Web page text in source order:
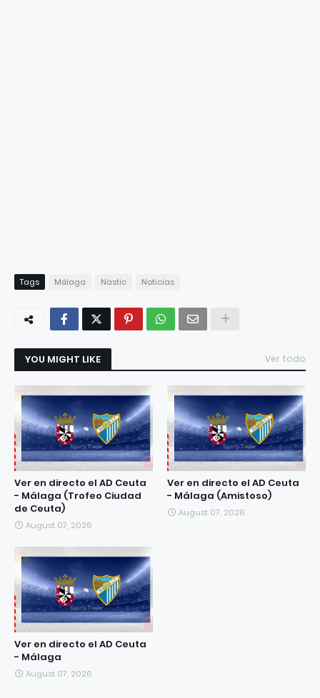
Tags Málaga Nàstic Noticias
YOU MIGHT LIKE Ver todo
Ver en directo el AD Ceuta
- Málaga (Trofeo Ciudad
de Ceuta)
August 07, 2026
Ver en directo el AD Ceuta
- Málaga (Amistoso)
August 07, 2026
Ver en directo el AD Ceuta
- Málaga
August 07, 2026